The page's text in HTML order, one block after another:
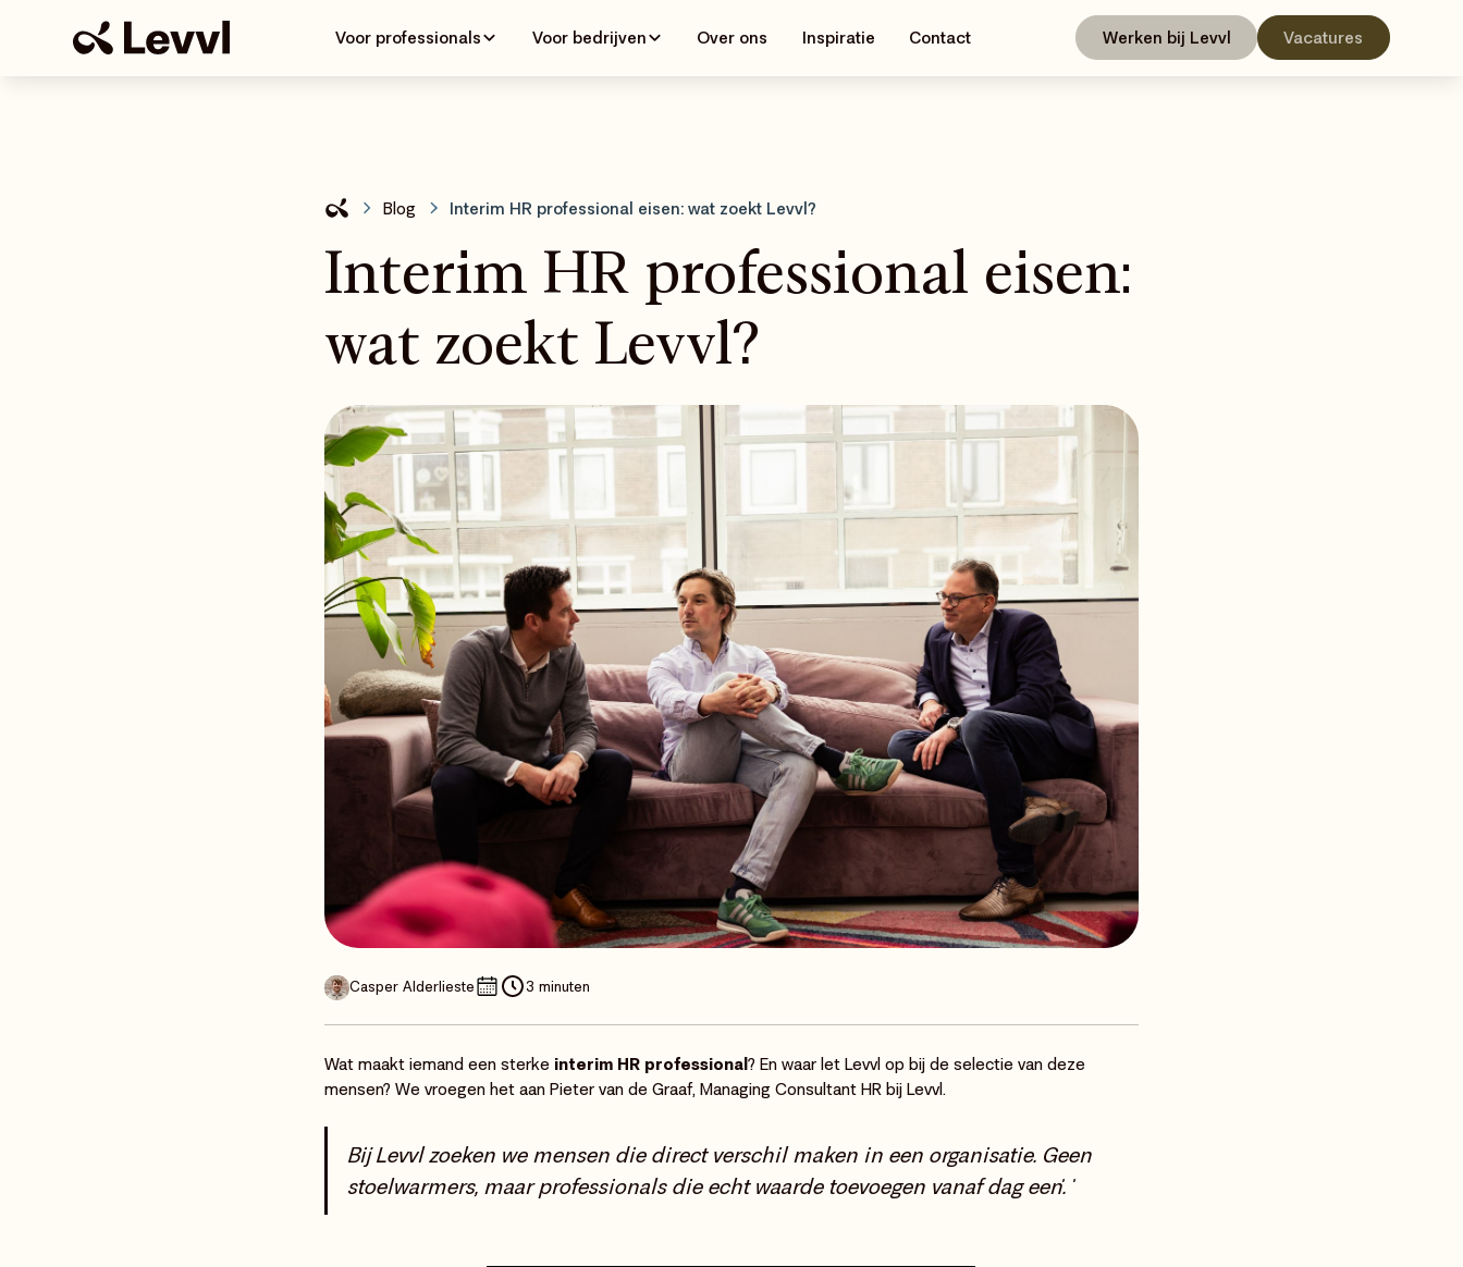
Voor professionals Voor bedrijven Over ons Inspiratie Contact Werken bij Levvl Vacatures
Blog Interim HR professional eisen: wat zoekt Levvl?
Interim HR professional eisen:
wat zoekt Levvl?
Casper Alderlieste 3 minuten
Wat maakt iemand een sterke interim HR professional? En waar let Levvl op bij de selectie van deze
mensen? We vroegen het aan Pieter van de Graaf, Managing Consultant HR bij Levvl.
Bij Levvl zoeken we mensen die direct verschil maken in een organisatie. Geen
stoelwarmers, maar professionals die echt waarde toevoegen vanaf dag één.